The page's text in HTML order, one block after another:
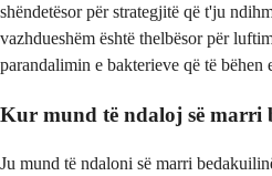
shëndetësor për strategjitë që t'ju
vazhdueshëm është thelbësor për
parandalimin e bakterieve që të bëhen
Kur mund të ndaloj së marri
Ju mund të ndaloni së marri